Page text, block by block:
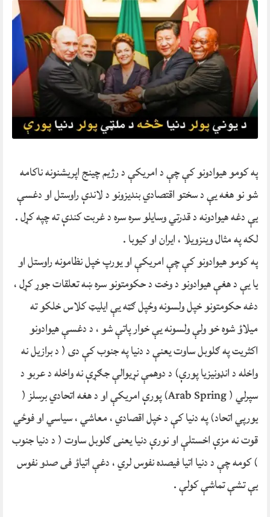
په کومو هیوادونو کې چې د امریکې د رژیم چینج اپریشنونه ناکامه
شو نو هغه یې د سختو اقتصادي بندیزونو د لاندې راوستل او دغسې
یې دغه هیوادونه د قدرتي وسایلو سره سره د غربت کندې ته چپه کړل .
لکه په مثال وینزویلا ، ایران او کیوبا .
په کومو هیوادونو کې چې امریکې او یورپ خپل نظامونه راوستل او
یا یې د هغې هیوادونو د وخت د حکومتونو سره ښه تعلقات جوړ کړل ،
دغه حکومتونو خپل ولسونه وځپل ګټه یې ایلیټ کلاس خلکو ته
میلاؤ شوه خو ولې ولسونه یې خوار پاتې شو ، د دغسې هیوادونو
اکثریت په ګلوبل ساوت یعنې د دنیا په جنوب کې دی ( د برازیل نه
واخله د انډونیزیا پورې) د دوهمې نړیوالې جګړې نه واخله د عربو د
سپرلي ( Arab Spring) پورې امریکې او د هغه اتحادي برسلز (
یورپي اتحاد) په دنیا کې د خپل اقصادي ، معاشي ، سیاسي او فوځي
قوت نه مزې اخستلې او نورې دنیا یعنی ګلوبل ساوت ( د دنیا جنوب
) کومه چې د دنیا اتیا فیصده نفوس لري ، دغې اتیاؤ فی صدو نفوس
یې تشې تماشې کولې .